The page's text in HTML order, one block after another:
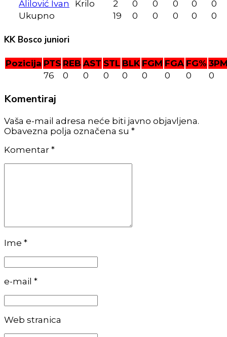
Alilović Ivan Krilo 2 0 0 0 0
0
Ukupno
19 0 0 0 0 0
KK Bosco juniori
Pozicija PTS REB AST STL BLK FGM FGA FG%
76
0 0 0 0 0 0 0 0
Komentiraj
Vaša e-mail adresa neće biti javno objavljena.
Obavezna polja označena su *
Komentar *
Ime *
e-mail *
Web stranica